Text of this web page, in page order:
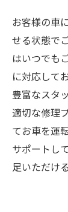
お客様の車
せる状態で
はいつでも
に対応して
豊富なスタ
適切な修理
てお車を運
サポートし
足いただけ